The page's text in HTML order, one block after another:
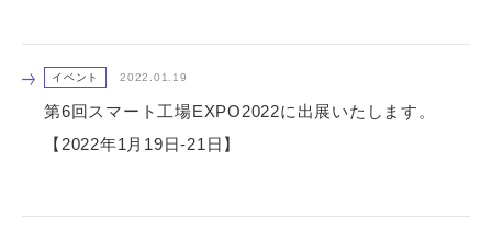
イベント 2022.01.19
第6回スマート工場EXPO2022に出展いたします。
【2022年1月19日-21日】